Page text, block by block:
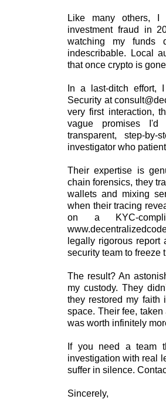
Like many others, I
investment fraud in
watching my funds
indescribable. Local
that once crypto is
In a last-ditch effort,
Security at
very first interaction,
vague promises I'd
transparent, step-
investigator who
Their expertise is
chain forensics, they
wallets and mixing
when their tracing
on a KYC-
legally rigorous
security team to freeze
The result? An
my custody. They
they restored my faith
space. Their fee,
was worth infinitely
If you need a team
investigation with real
suffer in silence.
Sincerely,